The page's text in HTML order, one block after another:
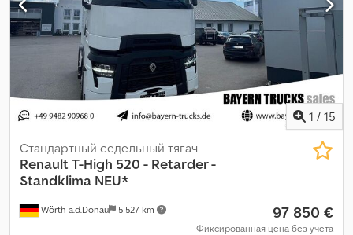
1 / 15
Wörth a.d.Donau 5 527 km
Стандартный седельный тягач
Renault T-High 520 - Retarder -
Standklima NEU*
97 850 €
Фиксированная цена без учета